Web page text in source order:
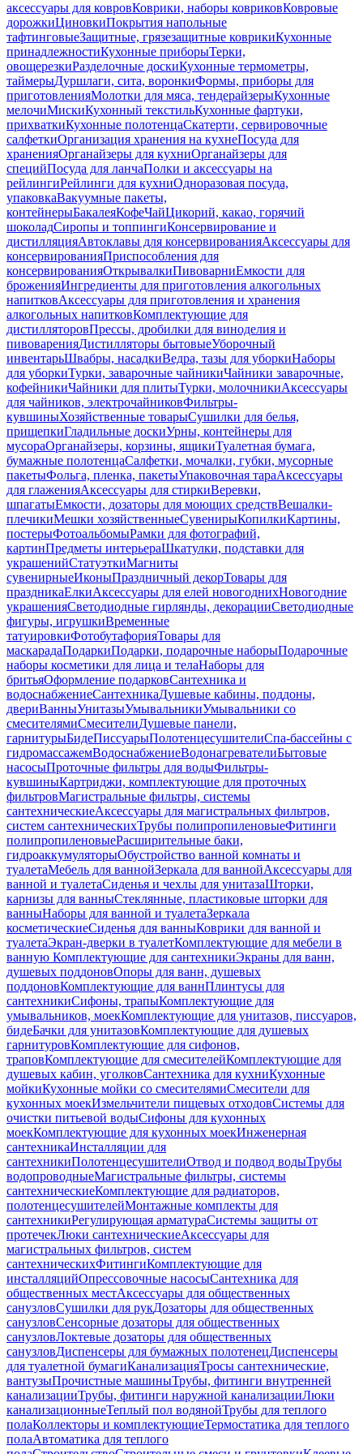
аксессуары для ковровКоврики, наборы ковриковКовровые
дорожкиЦиновкиПокрытия напольные
тафтинговыеЗащитные, грязезащитные коврикиКухонные
принадлежностиКухонные приборыТерки,
овощерезкиРазделочные доскиКухонные термометры,
таймерыДуршлаги, сита, воронкиФормы, приборы для
приготовленияМолотки для мяса, тендерайзерыКухонные
мелочиМискиКухонный текстильКухонные фартуки,
прихваткиКухонные полотенцаСкатерти, сервировочные
салфеткиОрганизация хранения на кухнеПосуда для
храненияОрганайзеры для кухниОрганайзеры для
специйПосуда для ланчаПолки и аксессуары на
рейлингиРейлинги для кухниОдноразовая посуда,
упаковкаВакуумные пакеты,
контейнерыБакалеяКофеЧайЦикорий, какао, горячий
шоколадСиропы и топпингиКонсервирование и
дистилляцияАвтоклавы для консервированияАксессуары для
консервированияПриспособления для
консервированияОткрывалкиПивоварниЕмкости для
броженияИнгредиенты для приготовления алкогольных
напитковАксессуары для приготовления и хранения
алкогольных напитковКомплектующие для
дистилляторовПрессы, дробилки для виноделия и
пивоваренияДистилляторы бытовыеУборочный
инвентарьШвабры, насадкиВедра, тазы для уборкиНаборы
для уборкиТурки, заварочные чайникиЧайники заварочные,
кофейникиЧайники для плитыТурки, молочникиАксессуары
для чайников, электрочайниковФильтры-
кувшиныХозяйственные товарыСушилки для белья,
прищепкиГладильные доскиУрны, контейнеры для
мусораОрганайзеры, корзины, ящикиТуалетная бумага,
бумажные полотенцаСалфетки, мочалки, губки, мусорные
пакетыФольга, пленка, пакетыУпаковочная тараАксессуары
для глаженияАксессуары для стиркиВеревки,
шпагатыЕмкости, дозаторы для моющих средствВешалки-
плечикиМешки хозяйственныеСувенирыКопилкиКартины,
постерыФотоальбомыРамки для фотографий,
картинПредметы интерьераШкатулки, подставки для
украшенийСтатуэткиМагниты
сувенирныеИконыПраздничный декорТовары для
праздникаЕлкиАксессуары для елей новогоднихНовогодние
украшенияСветодиодные гирлянды, декорацииСветодиодные
фигуры, игрушкиВременные
татуировкиФотобутафорияТовары для
маскарадаПодаркиПодарки, подарочные наборыПодарочные
наборы косметики для лица и телаНаборы для
бритьяОформление подарковСантехника и
водоснабжениеСантехникаДушевые кабины, поддоны,
двериВанныУнитазыУмывальникиУмывальники со
смесителямиСмесителиДушевые панели,
гарнитурыБидеПиссуарыПолотенцесушителиСпа-бассейны с
гидромассажемВодоснабжениеВодонагревателиБытовые
насосыПроточные фильтры для водыФильтры-
кувшиныКартриджи, комплектующие для проточных
фильтровМагистральные фильтры, системы
сантехническиеАксессуары для магистральных фильтров,
систем сантехническихТрубы полипропиленовыеФитинги
полипропиленовыеРасширительные баки,
гидроаккумуляторыОбустройство ванной комнаты и
туалетаМебель для ваннойЗеркала для ваннойАксессуары для
ванной и туалетаСиденья и чехлы для унитазаШторки,
карнизы для ванныСтеклянные, пластиковые шторки для
ванныНаборы для ванной и туалетаЗеркала
косметическиеСиденья для ванныКоврики для ванной и
туалетаЭкран-дверки в туалетКомплектующие для мебели в
ванную Комплектующие для сантехникиЭкраны для ванн,
душевых поддоновОпоры для ванн, душевых
поддоновКомплектующие для ваннПлинтусы для
сантехникиСифоны, трапыКомплектующие для
умывальников, моекКомплектующие для унитазов, писсуаров,
бидеБачки для унитазовКомплектующие для душевых
гарнитуровКомплектующие для сифонов,
траповКомплектующие для смесителейКомплектующие для
душевых кабин, уголковСантехника для кухниКухонные
мойкиКухонные мойки со смесителямиСмесители для
кухонных моекИзмельчители пищевых отходовСистемы для
очистки питьевой водыСифоны для кухонных
моекКомплектующие для кухонных моекИнженерная
сантехникаИнсталляции для
сантехникиПолотенцесушителиОтвод и подвод водыТрубы
водопроводныеМагистральные фильтры, системы
сантехническиеКомплектующие для радиаторов,
полотенцесушителейМонтажные комплекты для
сантехникиРегулирующая арматураСистемы защиты от
протечекЛюки сантехническиеАксессуары для
магистральных фильтров, систем
сантехническихФитингиКомплектующие для
инсталляцийОпрессовочные насосыСантехника для
общественных местАксессуары для общественных
санузловСушилки для рукДозаторы для общественных
санузловСенсорные дозаторы для общественных
санузловЛоктевые дозаторы для общественных
санузловДиспенсеры для бумажных полотенецДиспенсеры
для туалетной бумагиКанализацияТросы сантехнические,
вантузыПрочистные машиныТрубы, фитинги внутренней
канализацииТрубы, фитинги наружной канализацииЛюки
канализационныеТеплый пол водянойТрубы для теплого
полаКоллекторы и комплектующиеТермостатика для теплого
полаАвтоматика для теплого